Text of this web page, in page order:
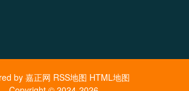
by 嘉正网 RSS地图 HTML地图